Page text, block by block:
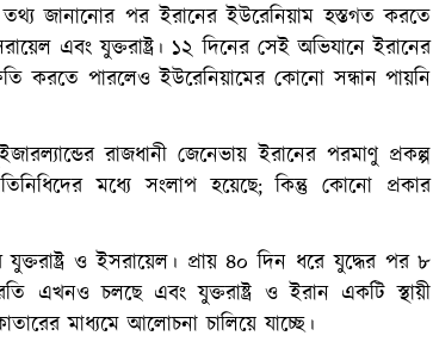
জানানোর পর ইরানের ইউরেনিয়াম হস্তগত করতে
এবং যুক্তরাষ্ট্র। ১২ দিনের সেই অভিযানে ইরানের
করতে পারলেও ইউরেনিয়ামের কোনো সন্ধান পায়নি
রাজধানী জেনেভায় ইরানের পরমাণু প্রকল্প
মধ্যে সংলাপ হয়েছে; কিন্তু কোনো প্রকার
ও ইসরায়েল। প্রায় ৪০ দিন ধরে যুদ্ধের পর ৮
এখনও চলছে এবং যুক্তরাষ্ট্র ও ইরান একটি স্থায়ী
মাধ্যমে আলোচনা চালিয়ে যাচ্ছে।